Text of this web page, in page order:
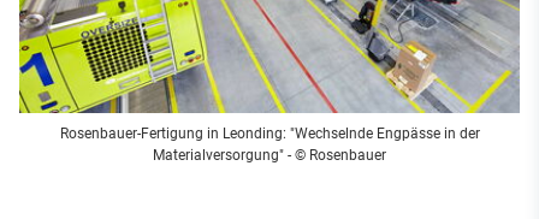
Rosenbauer-Fertigung in Leonding: "Wechselnde Engpässe in der
Materialversorgung" - © Rosenbauer